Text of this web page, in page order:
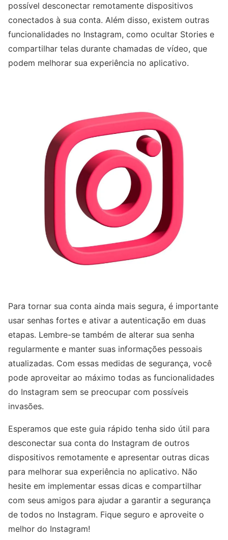
possível desconectar remotamente dispositivos
conectados à sua conta. Além disso, existem outras
funcionalidades no Instagram, como ocultar Stories e
compartilhar telas durante chamadas de vídeo, que
podem melhorar sua experiência no aplicativo.
Para tornar sua conta ainda mais segura, é importante
usar senhas fortes e ativar a autenticação em duas
etapas. Lembre-se também de alterar sua senha
regularmente e manter suas informações pessoais
atualizadas. Com essas medidas de segurança, você
pode aproveitar ao máximo todas as funcionalidades
do Instagram sem se preocupar com possíveis
invasões.
Esperamos que este guia rápido tenha sido útil para
desconectar sua conta do Instagram de outros
dispositivos remotamente e apresentar outras dicas
para melhorar sua experiência no aplicativo. Não
hesite em implementar essas dicas e compartilhar
com seus amigos para ajudar a garantir a segurança
de todos no Instagram. Fique seguro e aproveite o
melhor do Instagram!